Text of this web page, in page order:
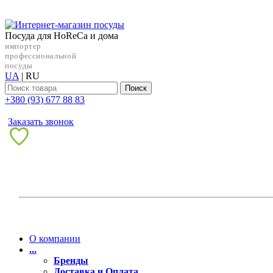
Посуда для HoReCa и дома
импортер
профессиональной
посуды
UA | RU
Поиск
+38‎0 (93) 677 88 83
Заказать звонок
О компании
...
Бренды